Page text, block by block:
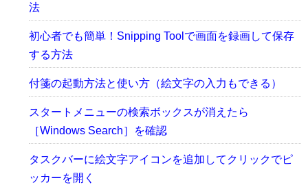
法
初心者でも簡単！Snipping Toolで画面を録画して保存
する方法
付箋の起動方法と使い方（絵文字の入力もできる）
スタートメニューの検索ボックスが消えたら
［Windows Search］を確認
タスクバーに絵文字アイコンを追加してクリックでピ
ッカーを開く